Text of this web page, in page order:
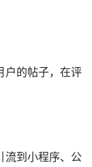
户的帖子，在评
流到小程序、公